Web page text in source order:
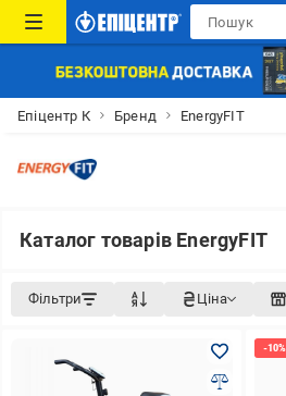
Епіцентр К Бренд EnergyFIT
Каталог товарів EnergyFIT
Фільтри Ціна